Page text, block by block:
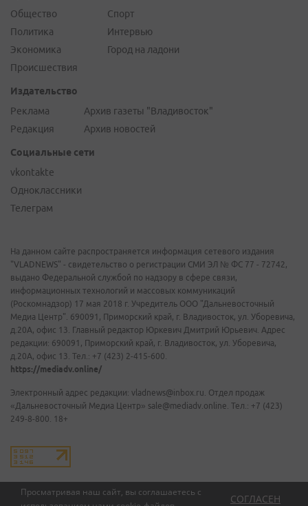
Просматривая наш сайт, вы соглашаетесь с
СОГЛАСЕН
Общество
Политика
Экономика
Происшествия
Спорт
Интервью
Город на ладони
Издательство
Реклама
Редакция
Архив газеты "Владивосток"
Архив новостей
Социальные сети
vkontakte
Одноклассники
Телеграм
На данном сайте распространяется информация сетевого издания
"VLADNEWS" - свидетельство о регистрации СМИ ЭЛ № ФС 77 - 72742,
выдано Федеральной службой по надзору в сфере связи,
информационных технологий и массовых коммуникаций
(Роскомнадзор) 17 мая 2018 г. Учредитель ООО "Дальневосточный
Медиа Центр". 690091, Приморский край, г. Владивосток, ул. Уборевича,
д.20А, офис 13. Главный редактор Юркевич Дмитрий Юрьевич. Адрес
редакции: 690091, Приморский край, г. Владивосток, ул. Уборевича,
д.20А, офис 13. Тел.: +7 (423) 2-415-600.
https://mediadv.online/
Электронный адрес редакции: vladnews@inbox.ru. Отдел продаж
«Дальневосточный Медиа Центр» sale@mediadv.online. Тел.: +7 (423)
249-8-800. 18+